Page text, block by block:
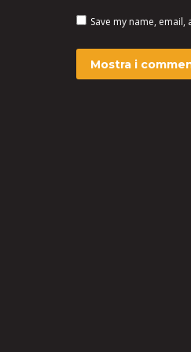
Save my name,
Mostra i